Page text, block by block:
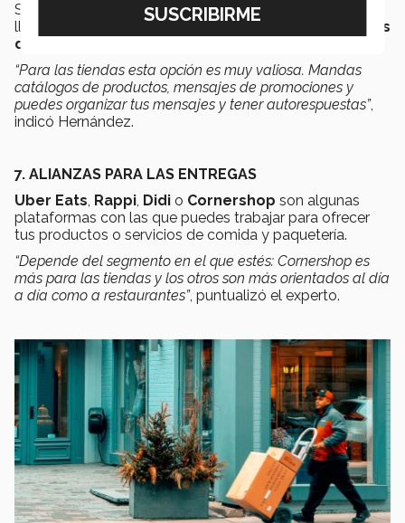
Solo descarga la
app, añade un número de teléfono y
llena la información; luego estarás listo para hacer
listas
de envíos simultáneos de hasta 256 personas
“Para las tiendas esta opción es muy valiosa. Mandas
catálogos de productos, mensajes de promociones y
puedes organizar tus mensajes y tener autorespuestas”,
indicó Hernández.
7. ALIANZAS PARA LAS ENTREGAS
Uber Eats, Rappi, Didi o Cornershop son algunas
plataformas con las que puedes trabajar para ofrecer
tus productos o servicios de comida y paquetería.
“Depende del segmento en el que estés: Cornershop es
más para las tiendas y los otros son más orientados al día
a día como a restaurantes”, puntualizó el experto.